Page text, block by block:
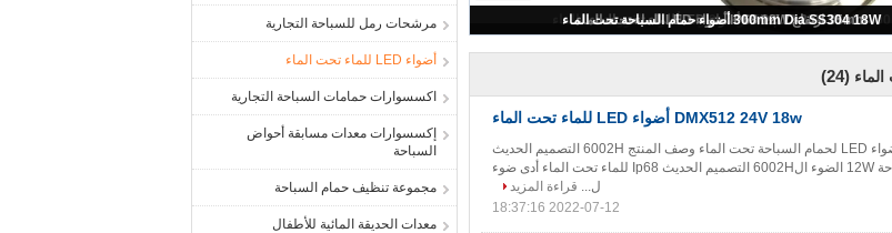
مرشحات رمل للسباحة التجارية
أضواء LED للماء تحت الماء
اكسسوارات حمامات السباحة التجارية
إكسسوارات معدات مسابقة أحواض
السباحة
مجموعة تنظيف حمام السباحة
معدات الحديقة المائية للأطفال
50000 ساعة 145 مم 12 فولت 9 وات أضواء نافورة تحت الماء
(24)
DMX512 24V 18w أضواء LED للماء تحت الماء
2020 رائجة البيع الحديثة Ip68 24V 18w أضواء LED لحمام السباحة تحت الماء وصف المنتج 6002H التصميم الحديث
Ip68 للماء تحت الماء أدى ضوء لحمام السباحة 12W الضوء ال6002H التصميم الحديث Ip68 للماء تحت الماء أدى ضوء
ل... قراءة المزيد
2022-07-12 18:37:16